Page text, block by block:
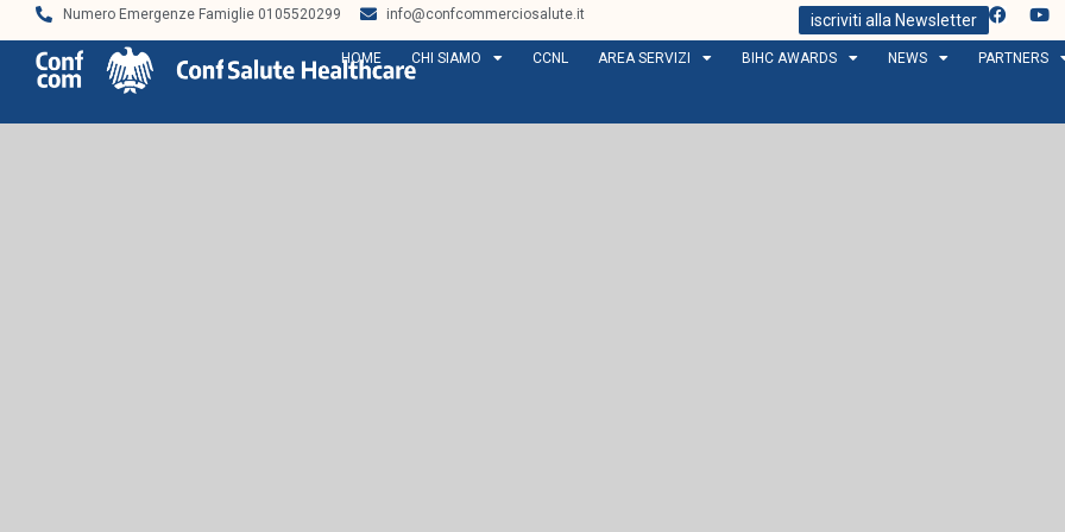
Numero Emergenze Famiglie 0105520299 info@confcommerciosalute.it iscriviti alla Newsletter
HOME CHI SIAMO CCNL AREA SERVIZI BIHC AWARDS NEWS PARTNERS